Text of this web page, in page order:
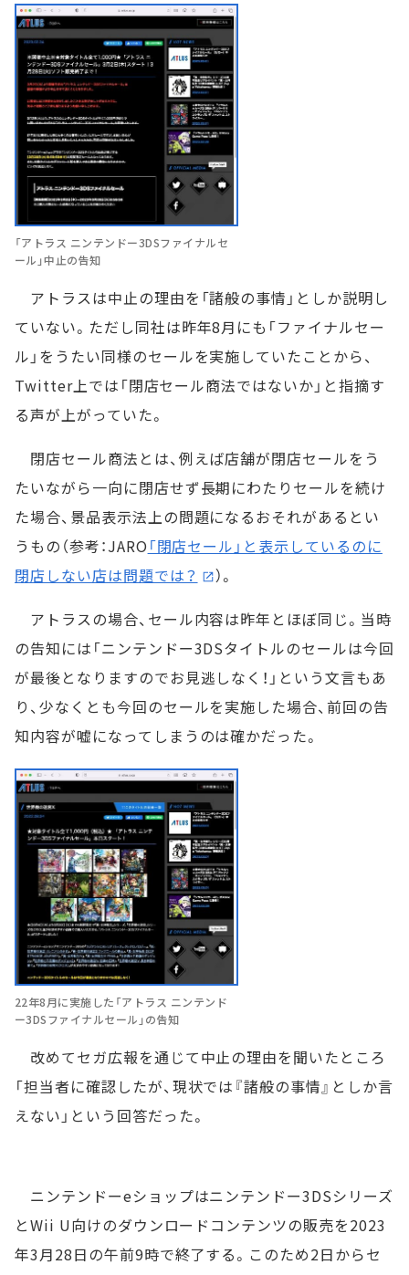
「アトラス ニンテンドー3DSファイナルセ
ール」中止の告知
アトラスは中止の理由を「諸般の事情」としか説明し
ていない。ただし同社は昨年8月にも「ファイナルセー
ル」をうたい同様のセールを実施していたことから、
Twitter上では「閉店セール商法ではないか」と指摘す
る声が上がっていた。
閉店セール商法とは、例えば店舗が閉店セールをう
たいながら一向に閉店せず長期にわたりセールを続け
た場合、景品表示法上の問題になるおそれがあるとい
うもの（参考：JARO 「閉店セール」と表示しているのに
閉店しない店は問題では？
）。
アトラスの場合、セール内容は昨年とほぼ同じ。当時
の告知には「ニンテンドー3DSタイトルのセールは今回
が最後となりますのでお見逃しなく！」という文言もあ
り、少なくとも今回のセールを実施した場合、前回の告
知内容が嘘になってしまうのは確かだった。
22年8月に実施した「アトラス ニンテンド
ー3DSファイナルセール」の告知
改めてセガ広報を通じて中止の理由を聞いたところ
「担当者に確認したが、現状では『諸般の事情』としか言
えない」という回答だった。
ニンテンドーeショップはニンテンドー3DSシリーズ
とWii U向けのダウンロードコンテンツの販売を2023
年3月28日の午前9時で終了する。このため2日からセ